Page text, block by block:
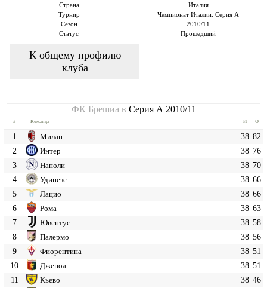
Страна
Италия
Турнир
Чемпионат Италии. Серия А
Сезон
2010/11
Статус
Прошедший
К общему профилю
клуба
ФК Брешиа в Серия А 2010/11
# Команда И О
1 Милан 38 82
2
Интер 38 76
3
Наполи 38 70
4
Удинезе 38 66
5
Лацио 38 66
6
Рома 38 63
7
Ювентус 38 58
8
Палермо 38 56
9
Фиорентина 38 51
10
Дженоа 38 51
11
Кьево 38 46